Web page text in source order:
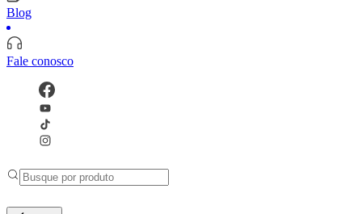
Blog
Fale conosco